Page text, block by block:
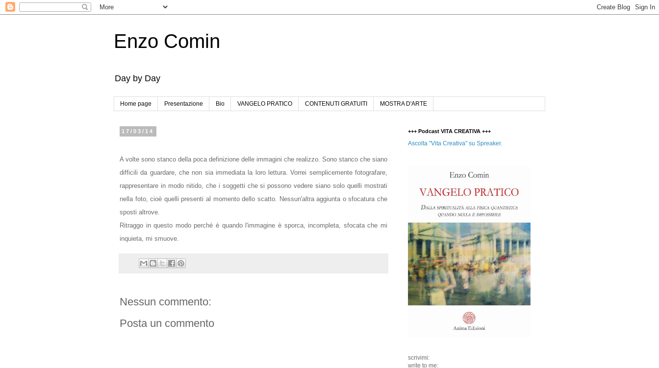
Enzo Comin
Day by Day
Home page Presentazione Bio VANGELO PRATICO CONTENUTI GRATUITI MOSTRA D'ARTE
17/03/14
A volte sono stanco della poca definizione delle immagini che realizzo. Sono stanco che siano
difficili da guardare, che non sia immediata la loro lettura. Vorrei semplicemente fotografare,
rappresentare in modo nitido, che i soggetti che si possono vedere siano solo quelli mostrati
nella foto, cioè quelli presenti al momento dello scatto. Nessun'altra aggiunta o sfocatura che
sposti altrove.
Ritraggo in questo modo perché è quando l'immagine è sporca, incompleta, sfocata che mi
inquieta, mi smuove.
Nessun commento:
Posta un commento
+++ Podcast VITA CREATIVA +++
Ascolta "Vita Creativa" su Spreaker.
scrivimi:
write to me: